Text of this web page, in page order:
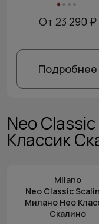
От 23 290 ₽
Подробнее
Neo
Классик
Milano
Neo Classic
Милано Нео
Скалино